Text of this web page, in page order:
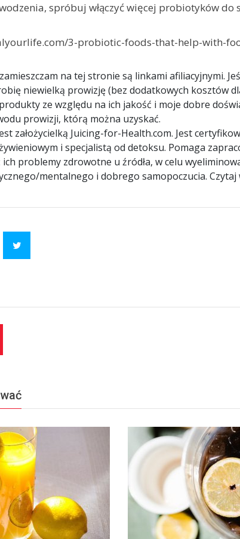
spróbuj włączyć więcej probiotyków do
3-probiotic-foods-that-help-with-
na tej stronie są linkami afiliacyjnymi.
niewielką prowizję (bez dodatkowych kosztów
ze względu na ich jakość i moje dobre
prowizji, którą można uzyskać.
założycielką Juicing-for-Health.com. Jest
i specjalistą od detoksu. Pomaga
problemy zdrowotne u źródła, w celu
mentalnego i dobrego samopoczucia. Czytaj